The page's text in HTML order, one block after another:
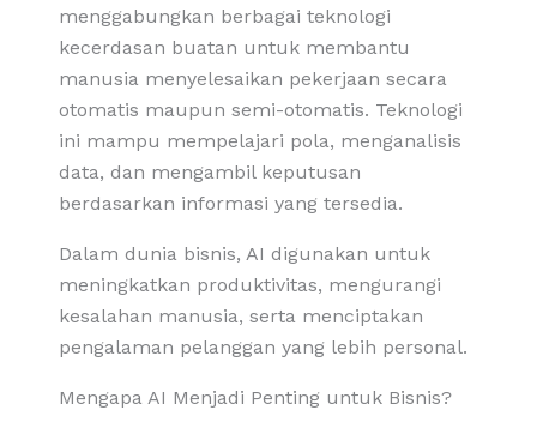
menggabungkan berbagai teknologi
kecerdasan buatan untuk membantu
manusia menyelesaikan pekerjaan secara
otomatis maupun semi-otomatis. Teknologi
ini mampu mempelajari pola, menganalisis
data, dan mengambil keputusan
berdasarkan informasi yang tersedia.
Dalam dunia bisnis, AI digunakan untuk
meningkatkan produktivitas, mengurangi
kesalahan manusia, serta menciptakan
pengalaman pelanggan yang lebih personal.
Mengapa AI Menjadi Penting untuk Bisnis?